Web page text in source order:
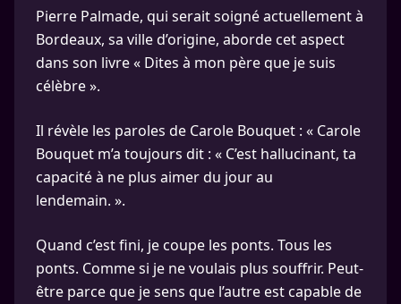
Pierre Palmade, qui serait soigné actuellement à
Bordeaux, sa ville d’origine, aborde cet aspect
dans son livre « Dites à mon père que je suis
célèbre ».
Il révèle les paroles de Carole Bouquet : « Carole
Bouquet m’a toujours dit : « C’est hallucinant, ta
capacité à ne plus aimer du jour au
lendemain. ».
Quand c’est fini, je coupe les ponts. Tous les
ponts. Comme si je ne voulais plus souffrir. Peut-
être parce que je sens que l’autre est capable de